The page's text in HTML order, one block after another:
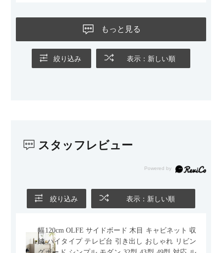
ないのもお気に入りのポイントです。さらに、わが家はソファ
の後ろ側を通ることも多い間取りなので、背面まできれいに仕
ても美しく、空間の印象を損ないません。
また、カウチのように足を伸ばしてくつろげるスタイルが理想
かせるため、普段はカウチとして使い、来客時には離してスツ
もっと見る
絞り込み 表示：新しい順
スタッフレビュー
絞り込み 表示：新しい順
幅120cm OLFE サイドボード 木目 キャビネット 収
納 ハイタイプ テレビ台 引き出し おしゃれ リビン